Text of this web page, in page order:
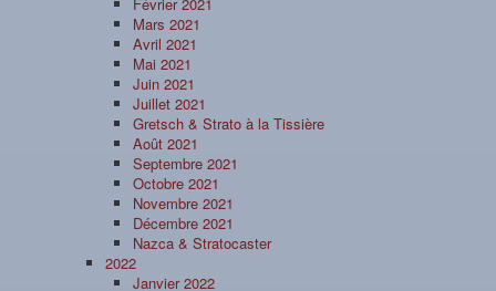
Mars 2021
Avril 2021
Mai 2021
Juin 2021
Juillet 2021
Gretsch & Strato à la Tissière
Août 2021
Septembre 2021
Octobre 2021
Novembre 2021
Décembre 2021
Nazca & Stratocaster
2022
Janvier 2022